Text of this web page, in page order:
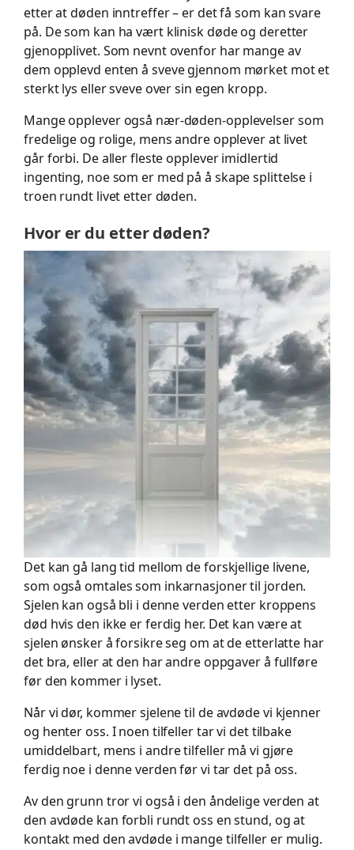
etter at døden inntreffer – er det få som kan svare
på. De som kan ha vært klinisk døde og deretter
gjenopplivet. Som nevnt ovenfor har mange av
dem opplevd enten å sveve gjennom mørket mot et
sterkt lys eller sveve over sin egen kropp.
Mange opplever også nær-døden-opplevelser som
fredelige og rolige, mens andre opplever at livet
går forbi. De aller fleste opplever imidlertid
ingenting, noe som er med på å skape splittelse i
troen rundt livet etter døden.
Hvor er du etter døden?
Det kan gå lang tid mellom de forskjellige livene,
som også omtales som inkarnasjoner til jorden.
Sjelen kan også bli i denne verden etter kroppens
død hvis den ikke er ferdig her. Det kan være at
sjelen ønsker å forsikre seg om at de etterlatte har
det bra, eller at den har andre oppgaver å fullføre
før den kommer i lyset.
Når vi dør, kommer sjelene til de avdøde vi kjenner
og henter oss. I noen tilfeller tar vi det tilbake
umiddelbart, mens i andre tilfeller må vi gjøre
ferdig noe i denne verden før vi tar det på oss.
Av den grunn tror vi også i den åndelige verden at
den avdøde kan forbli rundt oss en stund, og at
kontakt med den avdøde i mange tilfeller er mulig.